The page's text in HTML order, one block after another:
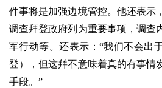
件事将是加强边境管控。他还表示
调查拜登政府列为重要事项，调查
军行动等。还表示：“我们不会出
登），但这幷不意味着真的有事情
手段。”